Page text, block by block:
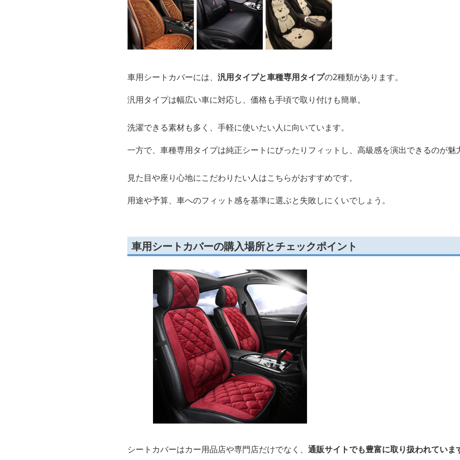
車用シートカバーには、 汎用タイプと車種専用タイプの2種類があります。
汎用タイプは幅広い車に対応し、価格も手頃で取り付けも簡単。
洗濯できる素材も多く、手軽に使いたい人に向いています。
一方で、車種専用タイプは純正シートにぴったりフィットし、高級感を演出できるのが魅
見た目や座り心地にこだわりたい人はこちらがおすすめです。
用途や予算、車へのフィット感を基準に選ぶと失敗しにくいでしょう。
車用シートカバーの購入場所とチェックポイント
シートカバーはカー用品店や専門店だけでなく、 通販サイトでも豊富に取り扱われていま